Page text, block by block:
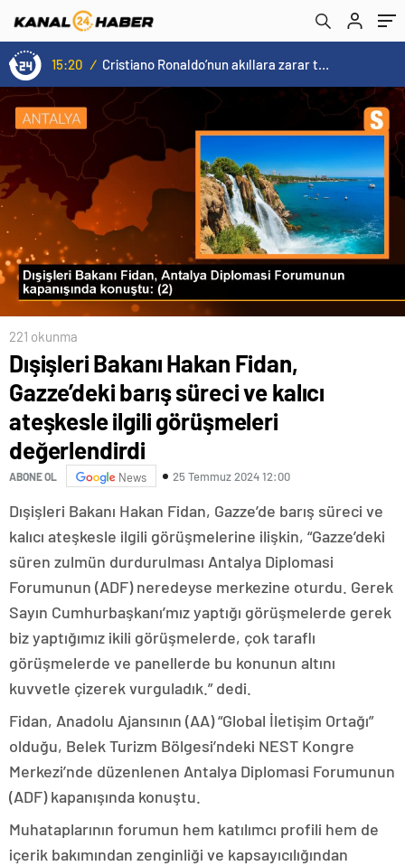
15:20 / Cristiano Ronaldo’nun akıllara zarar tüm kariyerinin istatistiğini çıkardık !
görüşmeleri değerlendirdi
221 okunma
Dışişleri Bakanı Hakan Fidan,
Gazze’deki barış süreci ve kalıcı
ateşkesle ilgili görüşmeleri
değerlendirdi
ABONE OL News 25 Temmuz 2024 12:00
Dışişleri Bakanı Hakan Fidan, Gazze’de barış süreci ve
kalıcı ateşkesle ilgili görüşmelerine ilişkin, “Gazze’deki
süren zulmün durdurulması Antalya Diplomasi
Forumunun (ADF) neredeyse merkezine oturdu. Gerek
Sayın Cumhurbaşkanı’mız yaptığı görüşmelerde gerek
biz yaptığımız ikili görüşmelerde, çok taraflı
görüşmelerde ve panellerde bu konunun altını
kuvvetle çizerek vurguladık.” dedi.
Fidan, Anadolu Ajansının (AA) “Global İletişim Ortağı”
olduğu, Belek Turizm Bölgesi’ndeki NEST Kongre
Merkezi’nde düzenlenen Antalya Diplomasi Forumunun
(ADF) kapanışında konuştu.
Muhataplarının forumun hem katılımcı profili hem de
içerik bakımından zenginliği ve kapsayıcılığından